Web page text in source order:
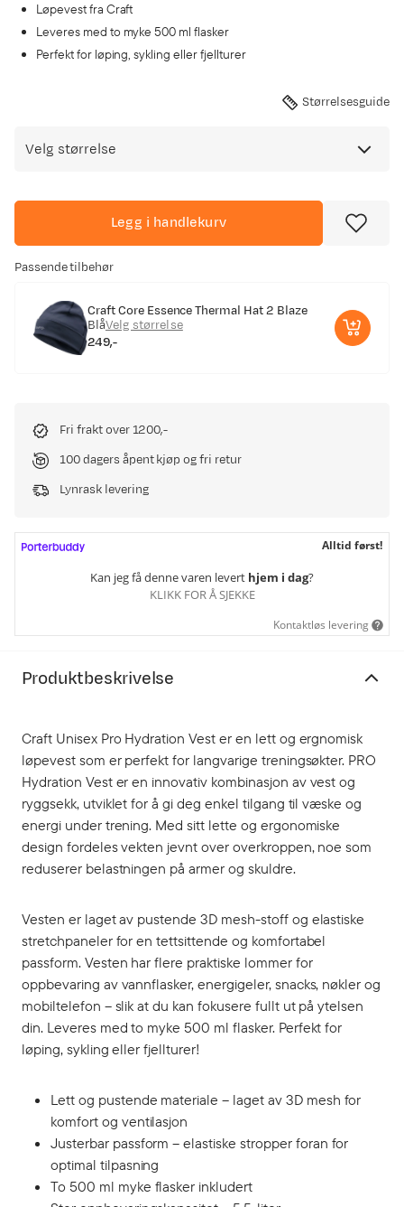
Løpevest fra Craft
Leveres med to myke 500 ml flasker
Perfekt for løping, sykling eller fjellturer
Størrelsesguide
Velg størrelse
Legg i handlekurv
Passende tilbehør
Craft Core Essence Thermal Hat 2 Blaze
BlåVelg størrelse
price
249,-
Fri frakt over 1200,-
100 dagers åpent kjøp og fri retur
Lynrask levering
Alltid først!
Kan jeg få denne varen levert hjem i dag?
KLIKK FOR Å SJEKKE
Kontaktløs levering
Produktbeskrivelse
Craft Unisex Pro Hydration Vest er en lett og ergnomisk
løpevest som er perfekt for langvarige treningsøkter. PRO
Hydration Vest er en innovativ kombinasjon av vest og
ryggsekk, utviklet for å gi deg enkel tilgang til væske og
energi under trening. Med sitt lette og ergonomiske
design fordeles vekten jevnt over overkroppen, noe som
reduserer belastningen på armer og skuldre.
Vesten er laget av pustende 3D mesh-stoff og elastiske
stretchpaneler for en tettsittende og komfortabel
passform. Vesten har flere praktiske lommer for
oppbevaring av vannflasker, energigeler, snacks, nøkler og
mobiltelefon – slik at du kan fokusere fullt ut på ytelsen
din. Leveres med to myke 500 ml flasker. Perfekt for
løping, sykling eller fjellturer!
Lett og pustende materiale – laget av 3D mesh for
komfort og ventilasjon
Justerbar passform – elastiske stropper foran for
optimal tilpasning
To 500 ml myke flasker inkludert